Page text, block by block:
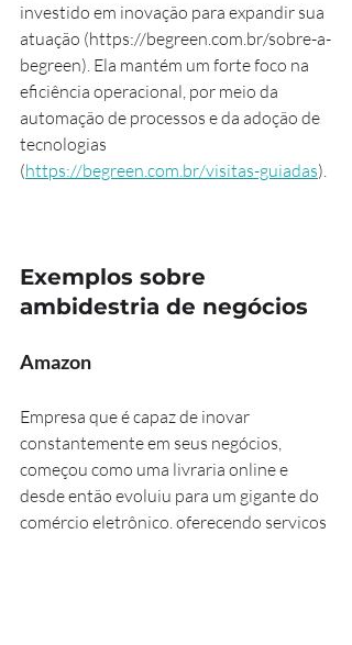
investido em inovação para expandir sua
atuação (https://begreen.com.br/sobre-a-
begreen). Ela mantém um forte foco na
eficiência operacional, por meio da
automação de processos e da adoção de
tecnologias
(https://begreen.com.br/visitas-guiadas).
Exemplos sobre
ambidestria de negócios
Amazon
Empresa que é capaz de inovar
constantemente em seus negócios,
começou como uma livraria online e
desde então evoluiu para um gigante do
comércio eletrônico, oferecendo serviços